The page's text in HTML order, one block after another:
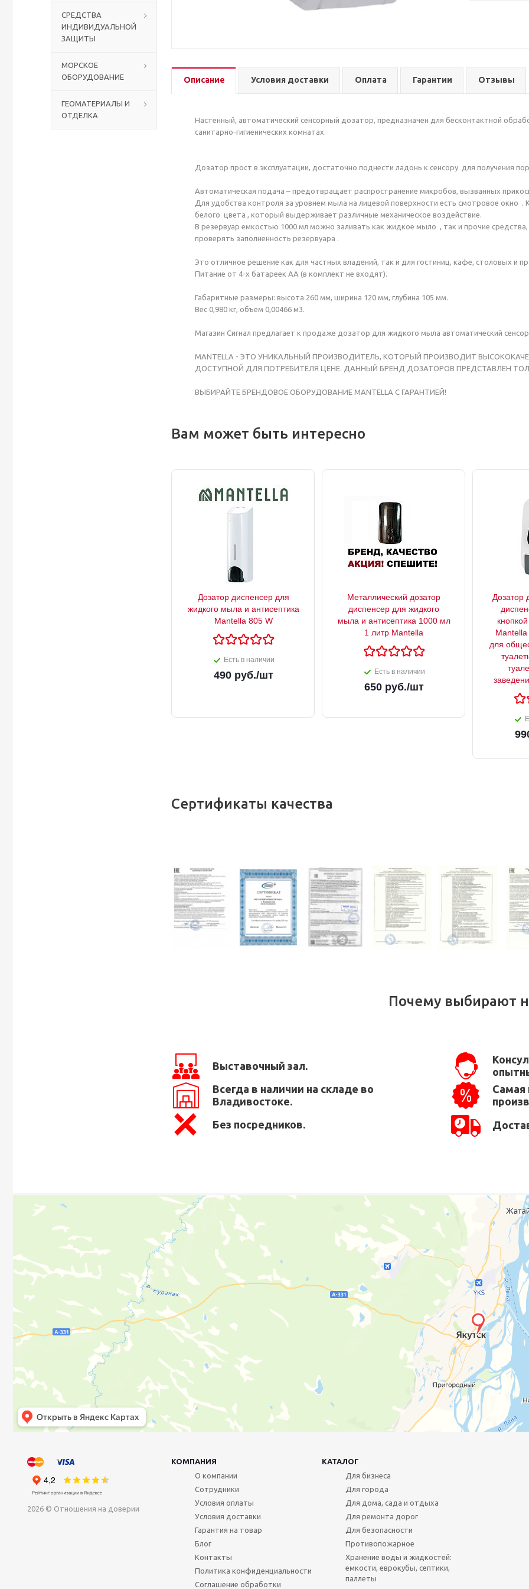
СРЕДСТВА
ИНДИВИДУАЛЬНОЙ
ЗАЩИТЫ
МОРСКОЕ
ОБОРУДОВАНИЕ
ГЕОМАТЕРИАЛЫ И
ОТДЕЛКА
Описание Условия доставки Оплата Гарантии Отзывы
Настенный, автоматический сенсорный дозатор, предназначен для бесконтактной
санитарно-гигиенических комнатах.
Дозатор прост в эксплуатации, достаточно поднести ладонь к сенсору для получения
Автоматическая подача – предотвращает распространение микробов, вызванных
Для удобства контроля за уровнем мыла на лицевой поверхности есть смотровое окно .
белого цвета , который выдерживает различные механическое воздействие.
В резервуар емкостью 1000 мл можно заливать как жидкое мыло , так и прочие
проверять заполненность резервуара .
Это отличное решение как для частных владений, так и для гостиниц, кафе, столовых и
Питание от 4-х батареек АА (в комплект не входят).
Габаритные размеры: высота 260 мм, ширина 120 мм, глубина 105 мм.
Вес 0,980 кг, объем 0,00466 м3.
Магазин Сигнал предлагает к продаже дозатор для жидкого мыла автоматический
MANTELLA - ЭТО УНИКАЛЬНЫЙ ПРОИЗВОДИТЕЛЬ, КОТОРЫЙ ПРОИЗВОДИТ
ДОСТУПНОЙ ДЛЯ ПОТРЕБИТЕЛЯ ЦЕНЕ. ДАННЫЙ БРЕНД ДОЗАТОРОВ ПРЕДСТАВЛЕН
ВЫБИРАЙТЕ БРЕНДОВОЕ ОБОРУДОВАНИЕ MANTELLA С ГАРАНТИЕЙ!
Вам может быть интересно
Дозатор диспенсер для
жидкого мыла и антисептика
Mantella 805 W
Есть в наличии
490руб./шт
Металлический дозатор
диспенсер для жидкого
мыла и антисептика 1000 мл
1 литр Mantella
Есть в наличии
650руб./шт
Дозатор
для
Сертификаты качества
Почему выбирают
Выставочный зал.
Всегда в наличии на складе во
Владивостоке.
Самая
Без посредников.
2026 © Отношения на доверии
КОМПАНИЯ
КАТАЛОГ
О компании
Сотрудники
Условия оплаты
Условия доставки
Гарантия на товар
Блог
Контакты
Политика конфиденциальности
Соглашение обработки
Для бизнеса
Для города
Для дома, сада и отдыха
Для ремонта дорог
Для безопасности
Противопожарное
Хранение воды и жидкостей:
емкости, еврокубы, септики,
паллеты
Столы с лавками
Биометрические терминалы
Аккумуляторы аккумуляторные батареи для ИБП